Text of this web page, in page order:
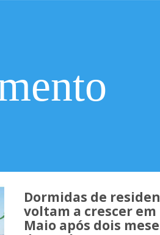
Dormidas de
voltam a crescer em
Maio após dois